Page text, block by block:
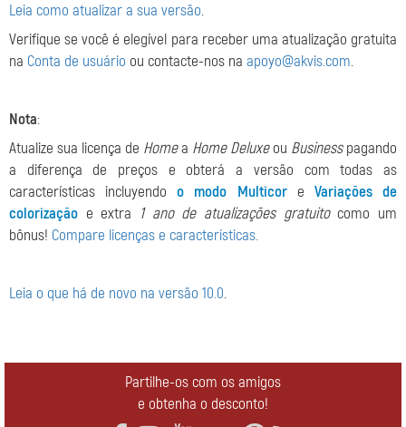
Leia como atualizar a sua versão.
Verifique se você é elegível para receber uma atualização gratuita
na Conta de usuário ou contacte-nos na apoyo@akvis.com.
Nota:
Atualize sua licença de Homea Home Deluxeou Businesspagando
a diferença de preços e obterá a versão com todas as
características incluyendoo modo Multicore Variações de
colorização e extra 1 ano de atualizações gratuitocomo um
bônus! Compare licenças e características.
Leia o que há de novo na versão 10.0.
Partilhe-os com os amigos
e obtenha o desconto!